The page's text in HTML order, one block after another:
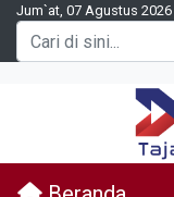
Jum`at, 07 Agustus 2026